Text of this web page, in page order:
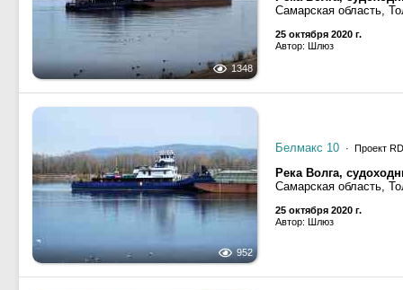
1348
Самарская область,
25 октября 2020 г.
Автор: Шлюз
952
Белмакс 10 · Проект
Река Волга,
Самарская область,
25 октября 2020 г.
Автор: Шлюз